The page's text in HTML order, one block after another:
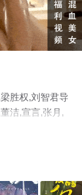
胜权,刘智君导
洁,宣言,张月,
剧，大结局剧
免费观看，更